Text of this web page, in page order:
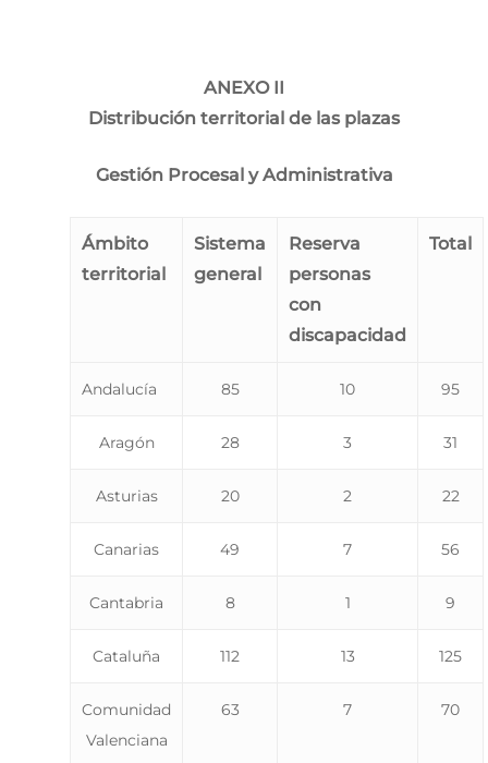
ANEXO II
Distribución territorial de las plazas
Gestión Procesal y Administrativa
Ámbito
territorial
Sistema
general
Reserva
personas
con
discapacidad
Total
Andalucía 85 10 95
Aragón 28 3 31
Asturias 20 2 22
Canarias 49 7 56
Cantabria 8 1 9
Cataluña 112 13 125
Comunidad
Valenciana
63 7 70